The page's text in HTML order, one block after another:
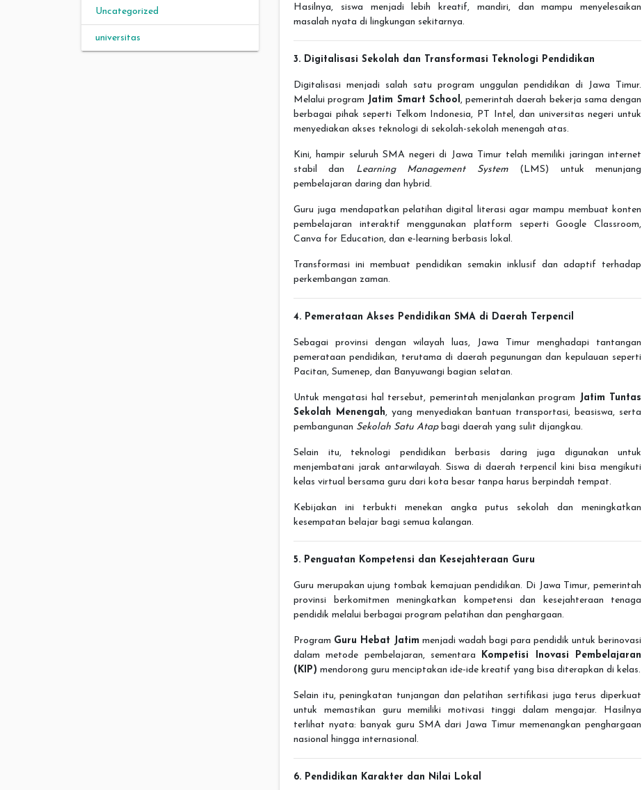
Uncategorized
universitas
Hasilnya, siswa menjadi lebih kreatif, mandiri, dan mampu menyelesaikan
masalah nyata di lingkungan sekitarnya.
3. Digitalisasi Sekolah dan Transformasi Teknologi Pendidikan
Digitalisasi menjadi salah satu program unggulan pendidikan di Jawa Timur.
Melalui program Jatim Smart School , pemerintah daerah bekerja sama dengan
berbagai pihak seperti Telkom Indonesia, PT Intel, dan universitas negeri untuk
menyediakan akses teknologi di sekolah-sekolah menengah atas.
Kini, hampir seluruh SMA negeri di Jawa Timur telah memiliki jaringan internet
stabil dan Learning Management System(LMS) untuk menunjang
pembelajaran daring dan hybrid.
Guru juga mendapatkan pelatihan digital literasi agar mampu membuat konten
pembelajaran interaktif menggunakan platform seperti Google Classroom,
Canva for Education, dan e-learning berbasis lokal.
Transformasi ini membuat pendidikan semakin inklusif dan adaptif terhadap
perkembangan zaman.
4. Pemerataan Akses Pendidikan SMA di Daerah Terpencil
Sebagai provinsi dengan wilayah luas, Jawa Timur menghadapi tantangan
pemerataan pendidikan, terutama di daerah pegunungan dan kepulauan seperti
Pacitan, Sumenep, dan Banyuwangi bagian selatan.
Untuk mengatasi hal tersebut, pemerintah menjalankan program Jatim Tuntas
Sekolah Menengah, yang menyediakan bantuan transportasi, beasiswa, serta
pembangunan Sekolah Satu Atapbagi daerah yang sulit dijangkau.
Selain itu, teknologi pendidikan berbasis daring juga digunakan untuk
menjembatani jarak antarwilayah. Siswa di daerah terpencil kini bisa mengikuti
kelas virtual bersama guru dari kota besar tanpa harus berpindah tempat.
Kebijakan ini terbukti menekan angka putus sekolah dan meningkatkan
kesempatan belajar bagi semua kalangan.
5. Penguatan Kompetensi dan Kesejahteraan Guru
Guru merupakan ujung tombak kemajuan pendidikan. Di Jawa Timur, pemerintah
provinsi berkomitmen meningkatkan kompetensi dan kesejahteraan tenaga
pendidik melalui berbagai program pelatihan dan penghargaan.
Program Guru Hebat Jatim menjadi wadah bagi para pendidik untuk berinovasi
dalam metode pembelajaran, sementara
Kompetisi Inovasi Pembelajaran
(KIP) mendorong guru menciptakan ide-ide kreatif yang bisa diterapkan di kelas.
Selain itu, peningkatan tunjangan dan pelatihan sertifikasi juga terus diperkuat
untuk memastikan guru memiliki motivasi tinggi dalam mengajar. Hasilnya
terlihat nyata: banyak guru SMA dari Jawa Timur memenangkan penghargaan
nasional hingga internasional.
6. Pendidikan Karakter dan Nilai Lokal